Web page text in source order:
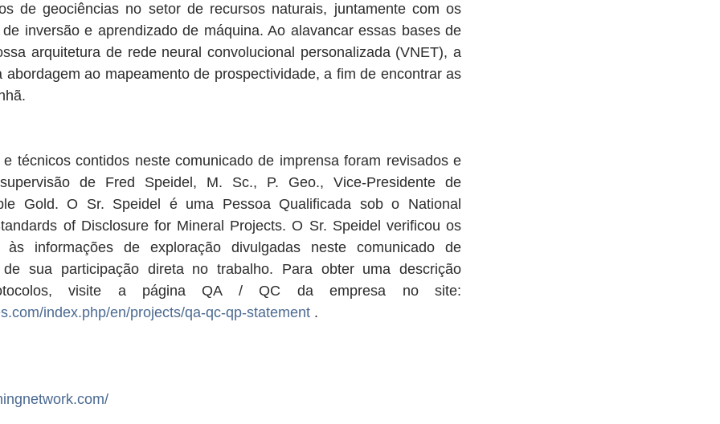
de geociências no setor de recursos naturais, juntamente com os
inversão e aprendizado de máquina. Ao alavancar essas bases de
arquitetura de rede neural convolucional personalizada (VNET), a
abordagem ao mapeamento de prospectividade, a fim de encontrar as
técnicos contidos neste comunicado de imprensa foram revisados ​​e
de Fred Speidel, M. Sc., P. Geo., Vice-Presidente de
Gold. O Sr. Speidel é uma Pessoa Qualificada sob o National
of Disclosure for Mineral Projects. O Sr. Speidel verificou os
às informações de exploração divulgadas neste comunicado de
sua participação direta no trabalho. Para obter uma descrição
index.php/en/projects/qa-qc-qp-statement .